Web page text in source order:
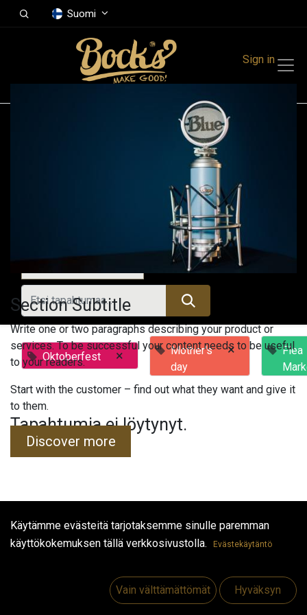
Suomi
Sign in
Tänään
Oktoberfest ×
Mother's
day
×
Flea
Tapahtumia ei löytynyt.
Hyödyllisiä linkkejä
Section Subtitle
Write one or two paragraphs describing your product or
services. To be successful your content needs to be useful
to your readers.
Start with the customer – find out what they want and give it
to them.
Discover more
Käytämme evästeitä tarjotaksemme sinulle paremman
käyttökokemuksen tällä verkkosivustolla.
Evästekäytäntö
Vain välttämättömät Hyväksyn